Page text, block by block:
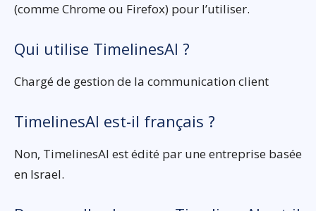
(comme Chrome ou Firefox) pour l’utiliser.
Qui utilise TimelinesAI ?
Chargé de gestion de la communication client
TimelinesAI est-il français ?
Non, TimelinesAI est édité par une entreprise basée
en Israel.